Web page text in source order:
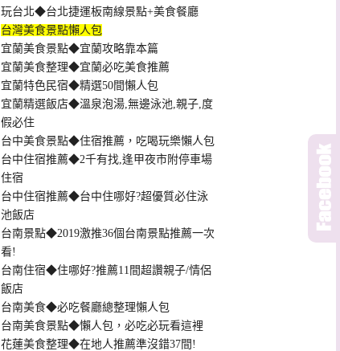
玩台北◆台北捷運板南線景點+美食餐廳
台灣美食景點懶人包
宜蘭美食景點◆宜蘭攻略靠本篇
宜蘭美食整理◆宜蘭必吃美食推薦
宜蘭特色民宿◆精選50間懶人包
宜蘭精選飯店◆溫泉泡湯,無邊泳池,親子,度
假必住
台中美食景點◆住宿推薦，吃喝玩樂懶人包
台中住宿推薦◆2千有找,逢甲夜市附停車場
住宿
台中住宿推薦◆台中住哪好?超優質必住泳
池飯店
台南景點◆2019激推36個台南景點推薦一次
看!
台南住宿◆住哪好?推薦11間超讚親子/情侶
飯店
台南美食◆必吃餐廳總整理懶人包
台南美食景點◆懶人包，必吃必玩看這裡
花蓮美食整理◆在地人推薦準沒錯37間!